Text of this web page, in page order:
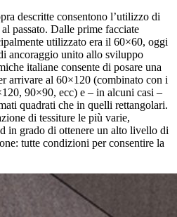
descritte consentono l’utilizzo di
passato. Dalle prime facciate
utilizzato era il 60×60, oggi
ancoraggio unito allo sviluppo
italiane consente di posare una
arrivare al 60×120 (combinato con i
90×90, ecc) e – in alcuni casi –
quadrati che in quelli rettangolari.
di tessiture le più varie,
in grado di ottenere un alto livello di
tutte condizioni per consentire la